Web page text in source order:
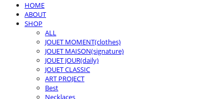
HOME
ABOUT
SHOP
ALL
JOUET MOMENT(clothes)
JOUET MAISON(signature)
JOUET JOUR(daily)
JOUET CLASSIC
ART PROJECT
Best
Necklaces